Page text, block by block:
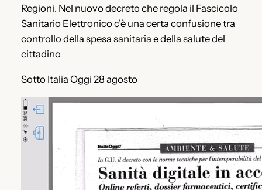
Regioni. Nel nuovo decreto che regola il Fascicolo
Sanitario Elettronico c’è una certa confusione tra
controllo della spesa sanitaria e della salute del
cittadino
Sotto Italia Oggi 28 agosto